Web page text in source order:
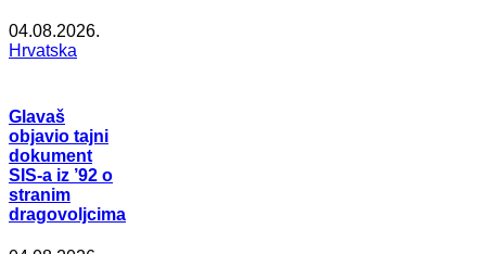
04.08.2026.
Hrvatska
Glavaš
objavio tajni
dokument
SIS-a iz ’92 o
stranim
dragovoljcima